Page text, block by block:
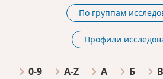
По группам
Профили
0-9 A-Z А Б В